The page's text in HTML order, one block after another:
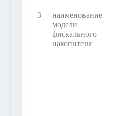
3
наименование
модели
фискального
накопителя